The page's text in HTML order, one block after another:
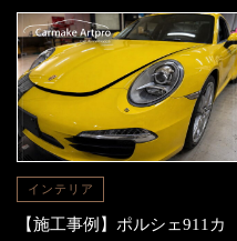
インテリア
【施工事例】ポルシェ911カ